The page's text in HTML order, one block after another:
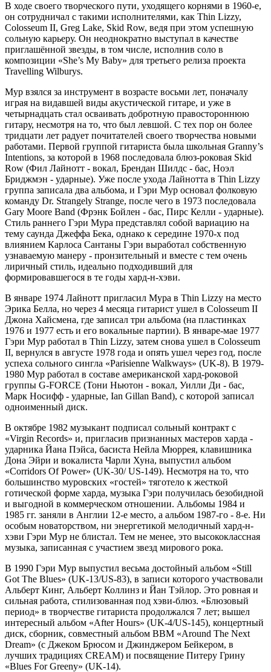
В ходе своего творческого пути, уходящего корнями в 1960-е,
он сотрудничал с такими исполнителями, как Thin Lizzy,
Colosseum II, Greg Lake, Skid Row, ведя при этом успешную
сольную карьеру. Он неоднократно выступал в качестве
приглашённой звезды, в том числе, исполнив соло в
композиции «She’s My Baby» для третьего релиза проекта
Travelling Wilburys.
Мур взялся за инструмент в возрасте восьми лет, поначалу
играя на видавшей виды акустической гитаре, и уже в
четырнадцать стал осваивать добротную правостороннюю
гитару, несмотря на то, что был левшой. С тех пор он более
тридцати лет радует почитателей своего творчества новыми
работами. Первой группой гитариста была школьная Granny’s
Intentions, за которой в 1968 последовала блюз-роковая Skid
Row (Фил Лайнотт - вокал, Брендан Шилдс - бас, Ноэл
Бриджмэн - ударные). Уже после ухода Лайнотта в Thin Lizzy
группа записала два альбома, и Гэри Мур основал фолковую
команду Dr. Strangely Strange, после чего в 1973 последовала
Gary Moore Band (Фрэнк Бойлен - бас, Пирс Келли - ударные).
Стиль раннего Гэри Мура представлял собой вариацию на
тему саунда Джеффа Бека, однако к середине 1970-х под
влиянием Карлоса Сантаны Гэри выработал собственную
узнаваемую манеру - пронзительный и вместе с тем очень
лиричный стиль, идеально подходивший для
формировавшегося в те годы хард-н-хэви.
В январе 1974 Лайнотт пригласил Мура в Thin Lizzy на место
Эрика Белла, но через 4 месяца гитарист ушел в Colosseum II
Джона Хайсмена, где записал три альбома (на пластинках
1976 и 1977 есть и его вокальные партии). В январе-мае 1977
Гэри Мур работал в Thin Lizzy, затем снова ушел в Colosseum
II, вернулся в августе 1978 года и опять ушел через год, после
успеха сольного сингла «Parisienne Walkways» (UK-8). В 1979-
1980 Мур работал в составе американской хард-роковой
группы G-FORCE (Тони Ньютон - вокал, Уилли Ди - бас,
Марк Носифф - ударные, Ian Gillan Band), с которой записал
одноименный диск.
В октябре 1982 музыкант подписал сольный контракт с
«Virgin Records» и, пригласив признанных мастеров харда -
ударника Йана Пэйса, басиста Нейла Мюррея, клавишника
Дона Эйри и вокалиста Чарли Хуна, выпустил альбом
«Corridors Of Power» (UK-30/ US-149). Несмотря на то, что
большинство муровских «гостей» тяготело к жесткой
готической форме харда, музыка Гэри получилась безобидной
и выгодной в коммерческом отношении. Альбомы 1984 и
1985 гг. заняли в Англии 12-е место, а альбом 1987-го - 8-е. Ни
особым новаторством, ни энергетикой мелодичный хард-н-
хэви Гэри Мур не блистал. Тем не менее, это высококлассная
музыка, записанная с участием звезд мирового рока.
В 1990 Гэри Мур выпустил весьма достойный альбом «Still
Got The Blues» (UK-13/US-83), в записи которого участвовали
Альберт Кинг, Альберт Коллинз и Йан Тэйлор. Это ровная и
сильная работа, стилизованная под хэви-блюз. «Блюзовый
период» в творчестве гитариста продолжался 7 лет; вышел
интересный альбом «After Hours» (UK-4/US-145), концертный
диск, сборник, совместный альбом ВВМ «Around The Next
Dream» (с Джеком Брюсом и Джинджером Бейкером, в
лучших традициях CREAM) и посвящение Питеру Грину
«Blues For Greeny» (UK-14).